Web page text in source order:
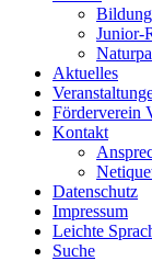
Junior-
Aktuelles
Förderverein
Kontakt
Datenschutz
Impressum
Leichte
Suche